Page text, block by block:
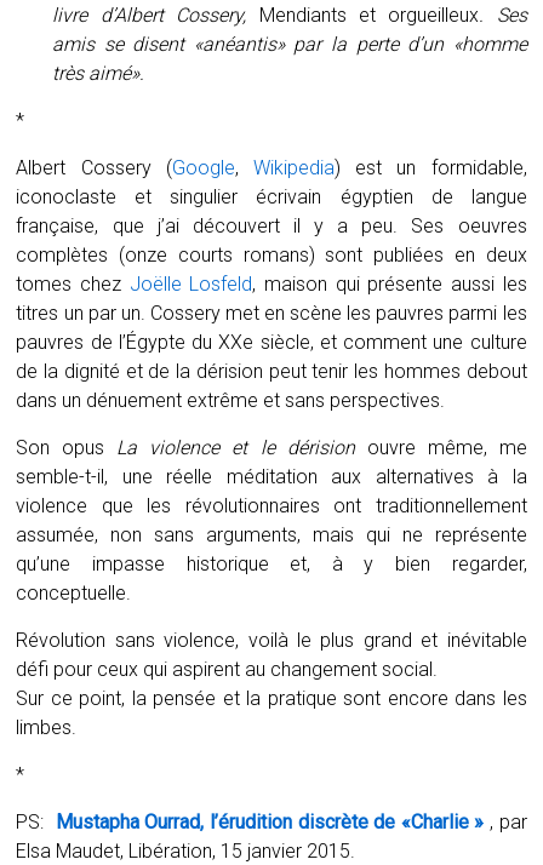
livre d’Albert Cossery,
Mendiants et orgueilleux. Ses
amis se disent «anéantis» par la perte d’un «homme
très aimé».
*
Albert Cossery (Google, Wikipedia) est un formidable,
iconoclaste et singulier écrivain égyptien de langue
française, que j’ai découvert il y a peu. Ses oeuvres
complètes (onze courts romans) sont publiées en deux
tomes chez Joëlle Losfeld, maison qui présente aussi les
titres un par un. Cossery met en scène les pauvres parmi les
pauvres de l’Égypte du XXe siècle, et comment une culture
de la dignité et de la dérision peut tenir les hommes debout
dans un dénuement extrême et sans perspectives.
Son opus La violence et le dérisionouvre même, me
semble-t-il, une réelle méditation aux alternatives à la
violence que les révolutionnaires ont traditionnellement
assumée, non sans arguments, mais qui ne représente
qu’une impasse historique et, à y bien regarder,
conceptuelle.
Révolution sans violence, voilà le plus grand et inévitable
défi pour ceux qui aspirent au changement social.
Sur ce point, la pensée et la pratique sont encore dans les
limbes.
*
PS: Mustapha Ourrad, l’érudition discrète de «Charlie » , par
Elsa Maudet, Libération, 15 janvier 2015.